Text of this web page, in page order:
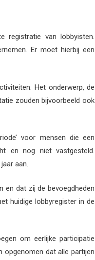
registratie van lobbyisten.
Er moet hierbij een
Het onderwerp, de
zouden bijvoorbeeld ook
voor mensen die een
en nog niet vastgesteld.
aan.
en dat zij de bevoegdheden
huidige lobbyregister in de
om eerlijke participatie
opgenomen dat alle partijen